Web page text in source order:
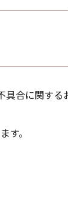
合に関す
す。